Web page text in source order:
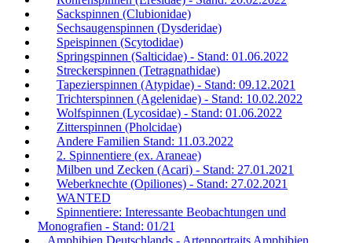
Sackspinnen (Clubionidae)
Sechsaugenspinnen (Dysderidae)
Speispinnen (Scytodidae)
Springspinnen (Salticidae) - Stand: 01.06.2022
Streckerspinnen (Tetragnathidae)
Tapezierspinnen (Atypidae) - Stand: 09.12.2021
Trichterspinnen (Agelenidae) - Stand: 10.02.2022
Wolfspinnen (Lycosidae) - Stand: 01.06.2022
Zitterspinnen (Pholcidae)
Andere Familien Stand: 11.03.2022
2. Spinnentiere (ex. Araneae)
Milben und Zecken (Acari) - Stand: 27.01.2021
Weberknechte (Opiliones) - Stand: 27.02.2021
WANTED
Spinnentiere: Interessante Beobachtungen und
Monografien - Stand: 01/21